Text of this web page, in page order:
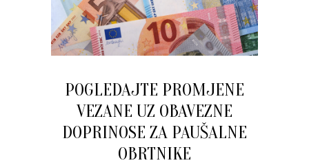
POGLEDAJTE PROMJENE
VEZANE UZ OBAVEZNE
DOPRINOSE ZA PAUŠALNE
OBRTNIKE